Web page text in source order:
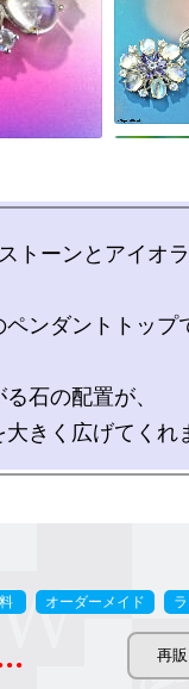
トーンとアイオ
ンダントトップ
石の配置が、
オーダーメイド